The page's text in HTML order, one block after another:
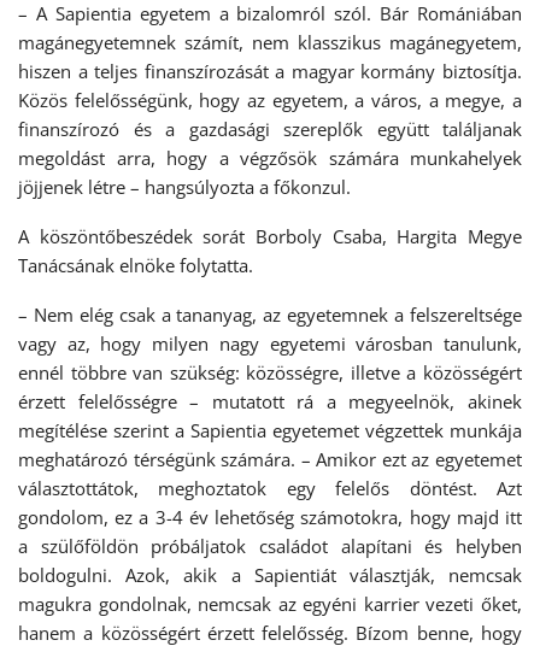
– A Sapientia egyetem a bizalomról szól. Bár Romániában
magánegyetemnek számít, nem klasszikus magánegyetem,
hiszen a teljes finanszírozását a magyar kormány biztosítja.
Közös felelősségünk, hogy az egyetem, a város, a megye, a
finanszírozó és a gazdasági szereplők együtt találjanak
megoldást arra, hogy a végzősök számára munkahelyek
jöjjenek létre – hangsúlyozta a főkonzul.
A köszöntőbeszédek sorát Borboly Csaba, Hargita Megye
Tanácsának elnöke folytatta.
– Nem elég csak a tananyag, az egyetemnek a felszereltsége
vagy az, hogy milyen nagy egyetemi városban tanulunk,
ennél többre van szükség: közösségre, illetve a közösségért
érzett felelősségre – mutatott rá a megyeelnök, akinek
megítélése szerint a Sapientia egyetemet végzettek munkája
meghatározó térségünk számára. – Amikor ezt az egyetemet
választottátok, meghoztatok egy felelős döntést. Azt
gondolom, ez a 3-4 év lehetőség számotokra, hogy majd itt
a szülőföldön próbáljatok családot alapítani és helyben
boldogulni. Azok, akik a Sapientiát választják, nemcsak
magukra gondolnak, nemcsak az egyéni karrier vezeti őket,
hanem a közösségért érzett felelősség. Bízom benne, hogy